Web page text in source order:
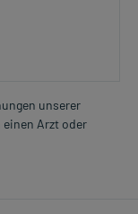
unserer
Arzt oder